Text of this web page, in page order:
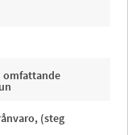
omfattande
(steg